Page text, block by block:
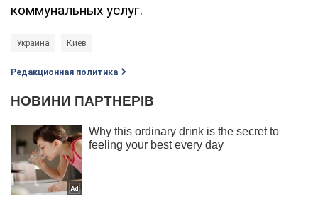
коммунальных услуг.
Украина Киев
Редакционная политика